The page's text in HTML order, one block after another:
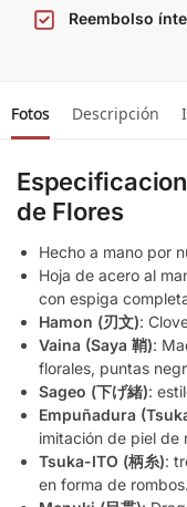
Reembolso
Fotos Descripción
de Flores
Hecho a mano por
Hoja de acero al
con espiga
Hamon (刃文):
Vaina (Saya 鞘):
florales, puntas
Sageo (下げ緒):
Empuñadura
imitación de piel de
Tsuka-ITO (柄糸):
en forma de rombos.